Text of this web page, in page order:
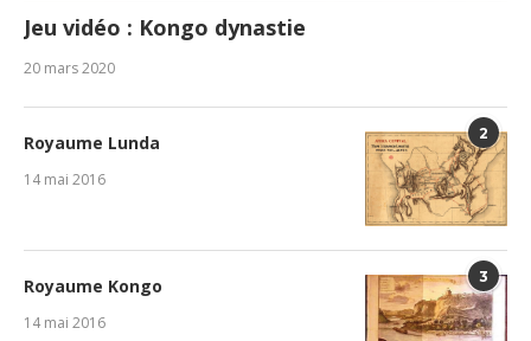
Jeu vidéo : Kongo dynastie
20 mars 2020
2
Royaume Lunda
14 mai 2016
3
Royaume Kongo
14 mai 2016